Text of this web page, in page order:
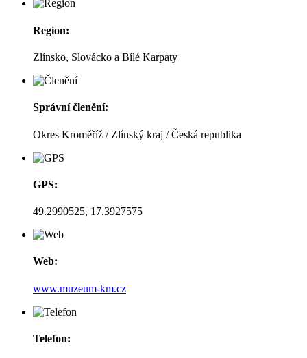
Region:
Zlínsko, Slovácko a Bílé Karpaty
Správní členění:
Okres Kroměříž / Zlínský kraj / Česká republika
GPS:
49.2990525, 17.3927575
Web:
www.muzeum-km.cz
Telefon: